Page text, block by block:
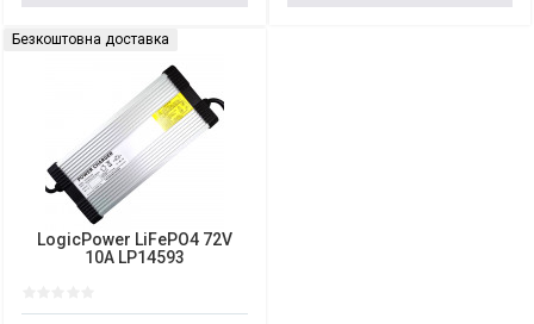
Безкоштовна доставка
LogicPower LiFePO4 72V
10A LP14593